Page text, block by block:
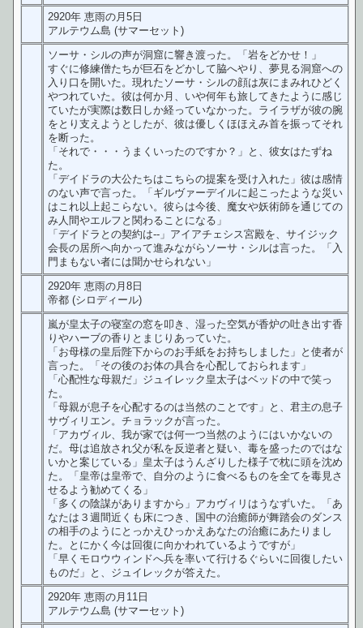
2920年 恵雨の月5日
アルテウム島 (サマーセット)
ソーサ・シルの声が洞窟に響き渡った。「岩をどかせ！」
すぐに修練僧たちが巨石をどかして脇へやり、夢見る洞窟への
入り口を開いた。現れたソーサ・シルの顔は灰にまみれひどく
やつれていた。彼は何か月、いや何年も旅してきたように感じ
ていたが実際は数日しか経っていなかった。ライラザが彼の腕
をとり支えようとしたが、彼は優しくほほえみ首を振ってそれ
を断った。
「それで・・・うまくいったのですか？」と、彼女はたずね
た。
「デイドラの大公たちはこちらの提案を受け入れた」彼は感情
のない声で言った。「ギルヴァーデイルに起こったような災い
はこれ以上起こらない。彼らは今後、魔女や妖術師を通じての
み人間やエルフと関わることになる」
「デイドラとの契約は--」アイアチェシス宮殿を、サイジック
会長の居所へ向かって進みながらソーサ・シルは言った。「入
門まもない者には聞かせられない」
2920年 恵雨の月8日
帝都 (シロディール)
嵐が皇太子の寝室の窓を叩き、湿った空気が香炉の吐き出す香
りやハーブの香りとまじりあっていた。
「お母様の皇后陛下からのお手紙をお持ちしました」と使者が
言った。「その後のお体の具合を心配しておられます」
「心配性な母親だ」ジュイレック皇太子はベッドの中で笑っ
た。
「母親が息子を心配するのは当然のことです」と、君主の息子
サヴィリエン。チョラックが言った。
「アカヴィル、我が家では何一つ当然のようにはいかないの
だ。母は追放され父が私を反逆者と疑い、毒を盛ったのではな
いかと案じている」皇太子はうんざりした様子で枕に頭を沈め
た。「皇帝は皇帝で、自分のように食べるものを全てを毒見さ
せるよう勧めてくる」
「多くの陰謀がありますから」アカヴィリはうなずいた。「あ
なたは３週間近くも床につき、国中の治癒師が舞踏会のダンス
の相手のようにとっかえひっかえあなたの治癒にあたりまし
た。とにかく今は回復に向かわれているようですが」
「早くモロウウィンドへ兵を率いて行けるぐらいに回復したい
ものだ」と、ジュイレックが答えた。
2920年 恵雨の月11日
アルテウム島 (サマーセット)